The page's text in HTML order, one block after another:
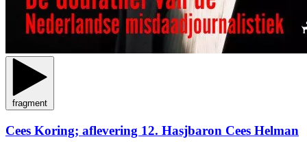
fragment
Cees Koring; aflevering 12. Hasjbaron Cees Helman